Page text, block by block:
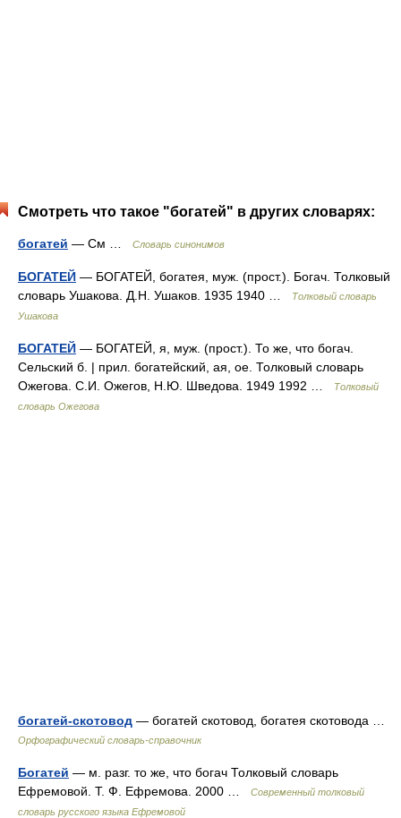
Смотреть что такое "богатей" в других словарях:
богатей — См … Словарь синонимов
БОГАТЕЙ — БОГАТЕЙ, богатея, муж. (прост.). Богач. Толковый
словарь Ушакова. Д.Н. Ушаков. 1935 1940 …
Толковый словарь
Ушакова
БОГАТЕЙ — БОГАТЕЙ, я, муж. (прост.). То же, что богач.
Сельский б. | прил. богатейский, ая, ое. Толковый словарь
Ожегова. С.И. Ожегов, Н.Ю. Шведова. 1949 1992 …
Толковый
словарь Ожегова
богатей-скотовод — богатей скотовод, богатея скотовода …
Орфографический словарь-справочник
Богатей — м. разг. то же, что богач Толковый словарь
Ефремовой. Т. Ф. Ефремова. 2000 …
Современный толковый
словарь русского языка Ефремовой